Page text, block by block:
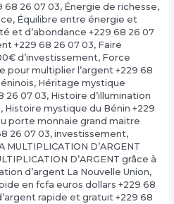
68 26 07 03, Énergie de richesse,
, Équilibre entre énergie et
et d’abondance +229 68 26 07
+229 68 26 07 03, Faire
d’investissement, Force
pour multiplier l’argent +229 68
, Héritage mystique
26 07 03, Histoire d’illumination
, Histoire mystique du Bénin +229
porte monnaie grand maitre
26 07 03, investissement,
MULTIPLICATION D’ARGENT
D’ARGENT grâce à
d’argent La Nouvelle Union,
en fcfa euros dollars +229 68
rapide et gratuit +229 68